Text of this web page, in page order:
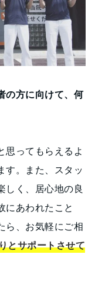
の方に向けて、何
思ってもらえるよ
す。また、スタッ
しく、居心地の良
にあわれたこと
ら、お気軽にご相
とサポートさせて